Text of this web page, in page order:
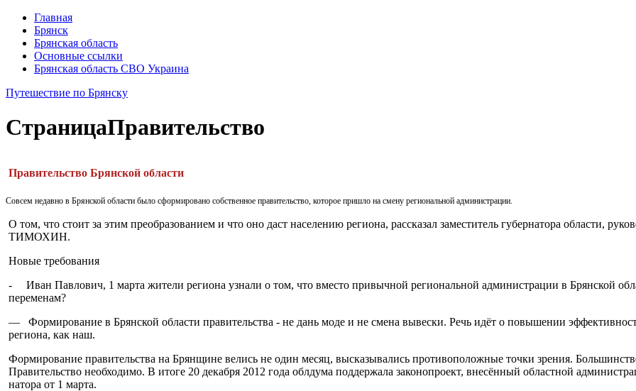
Главная
Брянск
Брянская область
Основные ссылки
Брянская область СВО Украина
Путешествие по Брянску
СтраницаПравительство
Правительство Брянской области
Совсем недавно в Брянской области было сформировано собственное правительство, которое пришло на смену региональной адми­нистрации.
О том, что стоит за этим преобразованием и что оно даст населению региона, рас­сказал заместитель губернато­ра области,
ТИМОХИН.
Новые требования
- Иван Павлович, 1 марта жители региона узнали о том, что вместо привычной реги­ональной администрации в Брянской
переменам?
— Формирование в Брян­ской области правительства - не дань моде и не смена вывески. Речь идёт о повы­шении
реги­она, как наш.
Формирование правительства на Брянщине велись не один месяц, выска­зывались противоположные точки зрения.
Правительство необ­ходимо. В итоге 20 декабря 2012 года облдума поддержа­ла законопроект, внесённый областной
натора от 1 марта.